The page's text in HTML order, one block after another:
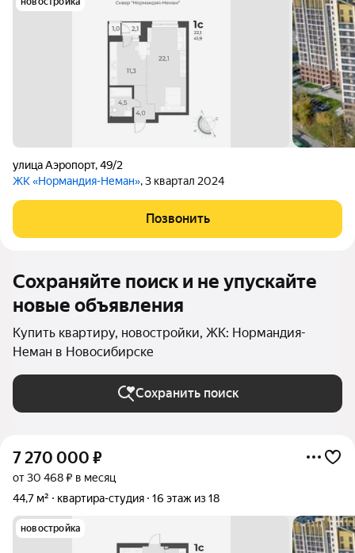
улица Аэропорт,49/2
ЖК «Нормандия-Неман», 3 квартал 2024
Позвонить
Сохраняйте поиск и не упускайте
новые объявления
Купить квартиру, новостройки, ЖК: Нормандия-
Неман в Новосибирске
Сохранить поиск
7 270 000 ₽
от 30 468 ₽ в месяц
44,7 м²
квартира-студия 16 этаж из 18
новостройка